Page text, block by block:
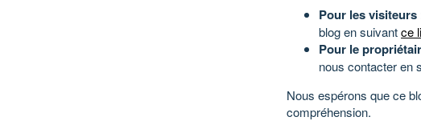
Pour les visiteurs
blog en suivantce
Pour le
nous contacter en
Nous espérons que ce
compréhension.